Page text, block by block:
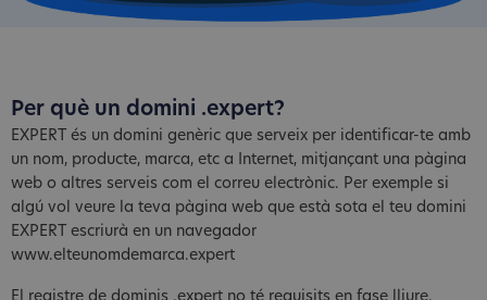
Per què un domini .expert?
EXPERT és un domini genèric que serveix per identificar-te amb
un nom, producte, marca, etc a Internet, mitjançant una pàgina
web o altres serveis com el correu electrònic. Per exemple si
algú vol veure la teva pàgina web que està sota el teu domini
EXPERT escriurà en un navegador
www.elteunomdemarca.expert